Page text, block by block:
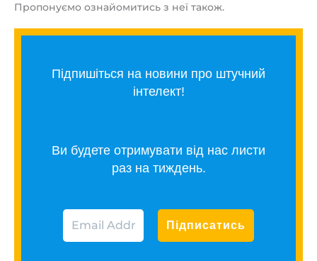
Пропонуємо ознайомитись з неї також.
Підпишіться на новини про штучний
інтелект!
Ви будете отримувати від нас листи
раз на тиждень.